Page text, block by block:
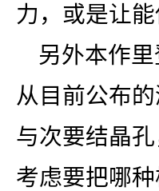
力，或是让
另外本作
从目前公布
与次要结晶
考虑要把哪